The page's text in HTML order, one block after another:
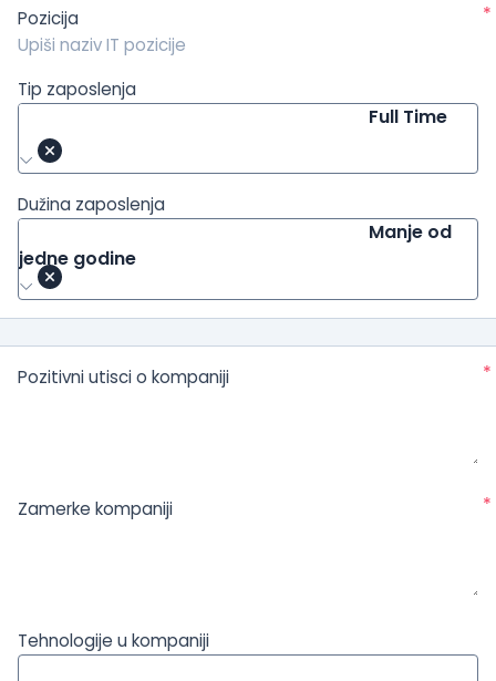
Pozicija *
Tip zaposlenja
Full Time
Dužina zaposlenja
Manje od
jedne godine
Pozitivni utisci o kompaniji *
Zamerke kompaniji *
Tehnologije u kompaniji